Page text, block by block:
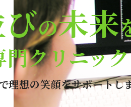
の未来
門クリニック
理想の笑顔をサポートし